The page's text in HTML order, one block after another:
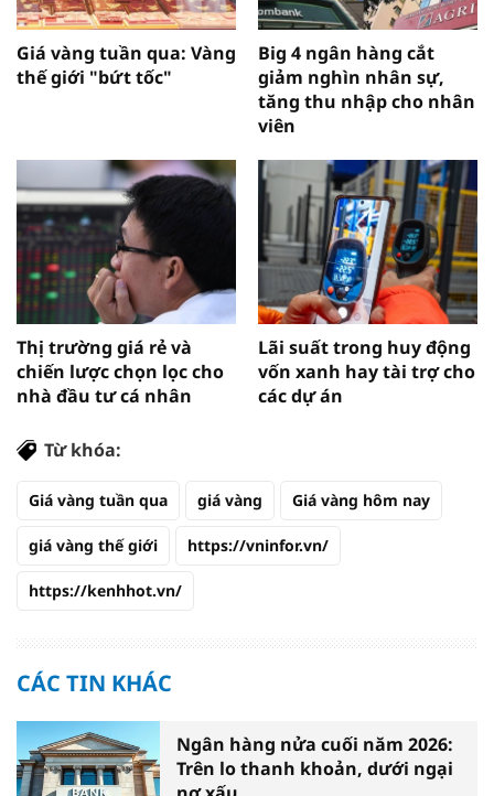
Giá vàng tuần qua: Vàng
thế giới "bứt tốc"
Big 4 ngân hàng cắt
giảm nghìn nhân sự,
tăng thu nhập cho nhân
viên
Thị trường giá rẻ và
chiến lược chọn lọc cho
nhà đầu tư cá nhân
Lãi suất trong huy động
vốn xanh hay tài trợ cho
các dự án
Từ khóa:
Giá vàng tuần qua giá vàng Giá vàng hôm nay
giá vàng thế giới https://vninfor.vn/
https://kenhhot.vn/
CÁC TIN KHÁC
Ngân hàng nửa cuối năm 2026:
Trên lo thanh khoản, dưới ngại